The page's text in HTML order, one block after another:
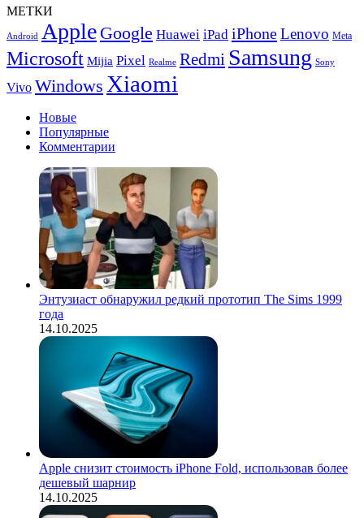
МЕТКИ
Android Apple Google Huawei iPad iPhoneLenovo Meta
Microsoft Mijia Pixel Realme Redmi Samsung Sony
Vivo Windows Xiaomi
Новые
Популярные
Комментарии
Энтузиаст обнаружил редкий прототип The Sims 1999
года
14.10.2025
Apple снизит стоимость iPhone Fold, использовав более
дешевый шарнир
14.10.2025